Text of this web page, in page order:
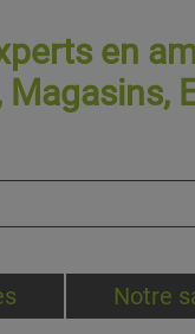
en
Magasins,
Notre